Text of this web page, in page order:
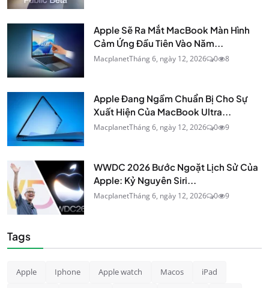
Apple Sẽ Ra Mắt MacBook Màn Hình
Cảm Ứng Đầu Tiên Vào Năm...
MacplanetTháng 6, ngày 12, 2026 0 8
Apple Đang Ngầm Chuẩn Bị Cho Sự
Xuất Hiện Của MacBook Ultra...
MacplanetTháng 6, ngày 12, 2026 0 9
WWDC 2026 Bước Ngoặt Lịch Sử Của
Apple: Kỷ Nguyên Siri...
MacplanetTháng 6, ngày 12, 2026 0 9
Tags
Apple Iphone Apple watch Macos iPad